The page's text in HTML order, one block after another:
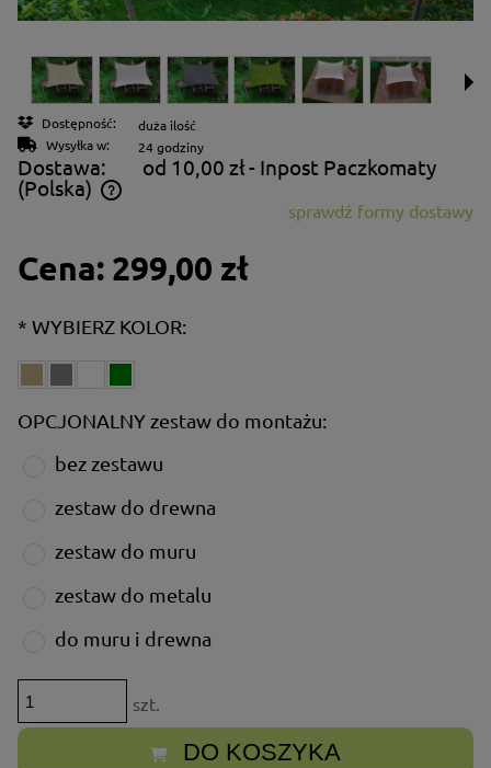
Dostępność:
duża ilość
Wysyłka w:
24 godziny
Dostawa: od 10,00 zł- Inpost Paczkomaty
(Polska)
Cena nie zawiera ewentualnych kosztów płatnościsprawdź formy dostawy
Cena: 299,00 zł
* WYBIERZ KOLOR:
OPCJONALNY zestaw do montażu:
bez zestawu
zestaw do drewna
zestaw do muru
zestaw do metalu
do muru i drewna
szt.
DO KOSZYKA